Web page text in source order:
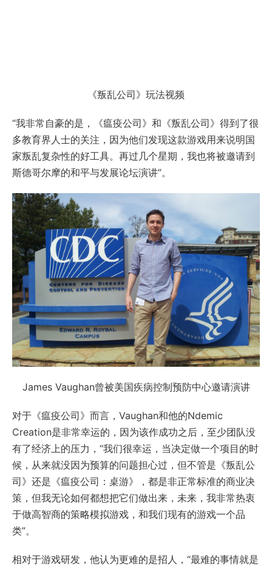
《叛乱公司》玩法视频
“我非常自豪的是，《瘟疫公司》和《叛乱公司》得到了很
多教育界人士的关注，因为他们发现这款游戏用来说明国
家叛乱复杂性的好工具。再过几个星期，我也将被邀请到
斯德哥尔摩的和平与发展论坛演讲”。
James Vaughan曾被美国疾病控制预防中心邀请演讲
对于《瘟疫公司》而言，Vaughan和他的Ndemic
Creation是非常幸运的，因为该作成功之后，至少团队没
有了经济上的压力，“我们很幸运，当决定做一个项目的时
候，从来就没因为预算的问题担心过，但不管是《叛乱公
司》还是《瘟疫公司：桌游》，都是非正常标准的商业决
策，但我无论如何都想把它们做出来，未来，我非常热衷
于做高智商的策略模拟游戏，和我们现有的游戏一个品
类”。
相对于游戏研发，他认为更难的是招人，“最难的事情就是